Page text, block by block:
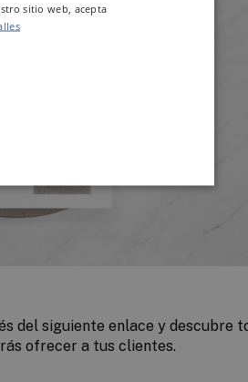
del siguiente enlace y descubre
ofrecer a tus clientes.
sitio web, acepta